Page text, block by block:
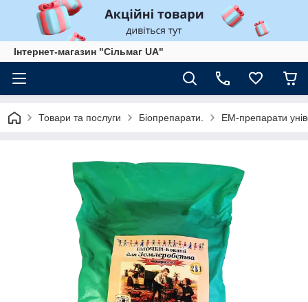
Інтернет-магазин "Сільмаг UA"
Товари та послуги Біопрепарати. ЕМ-препарати